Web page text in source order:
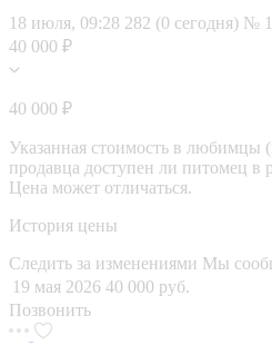
18 июля, 09:28 282 (0 сегодня) №
40 000 ₽
40 000 ₽
Указанная стоимость в любимцы
продавца доступен ли питомец в
Цена может отличаться.
История цены
Следить за изменениями Мы
19 мая 2026 40 000 руб.
Позвонить